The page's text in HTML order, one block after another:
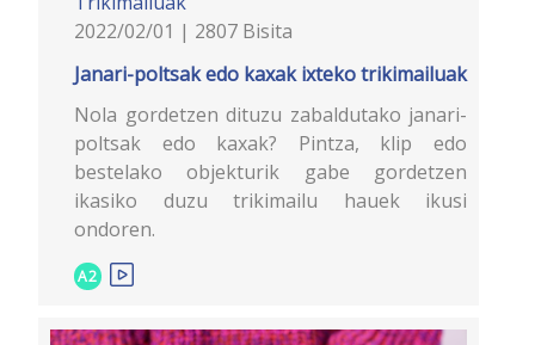
2022/02/01 | 2807 Bisita
Janari-poltsak edo kaxak ixteko trikimailuak
Nola gordetzen dituzu zabaldutako janari-
poltsak edo kaxak? Pintza, klip edo
bestelako objekturik gabe gordetzen
ikasiko duzu trikimailu hauek ikusi
ondoren.
A2